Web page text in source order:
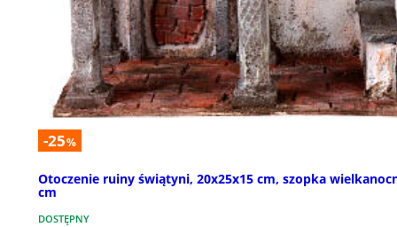
-25%
Otoczenie ruiny świątyni, 20x25x15 cm, szopka
cm
DOSTĘPNY